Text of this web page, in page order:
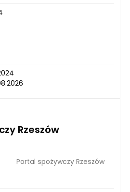
Rzeszów
Portal spożywczy Rzeszów